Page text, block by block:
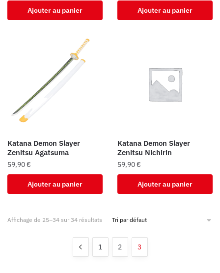
Ajouter au panier Ajouter au panier
Katana Demon Slayer
Zenitsu Agatsuma
59,90€
Ajouter au panier
Katana Demon Slayer
Zenitsu Nichirin
59,90€
Ajouter au panier
Affichage de 25–34 sur 34 résultats
1 2 3